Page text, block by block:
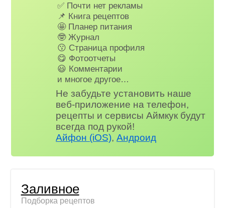
✅ Почти нет рекламы
📌 Книга рецептов
🤩 Планер питания
🤓 Журнал
😗 Страница профиля
😋 Фотоотчеты
😃 Комментарии
и многое другое…
Не забудьте установить наше
веб-приложение на телефон,
рецепты и сервисы Аймкук будут
всегда под рукой!
Айфон (iOS),Андроид
Заливное
Подборка рецептов